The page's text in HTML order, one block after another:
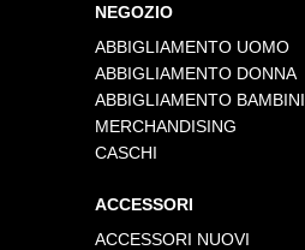
NEGOZIO
ABBIGLIAMENTO UOMO
ABBIGLIAMENTO DONNA
ABBIGLIAMENTO BAMBINI
MERCHANDISING
CASCHI
ACCESSORI
ACCESSORI NUOVI